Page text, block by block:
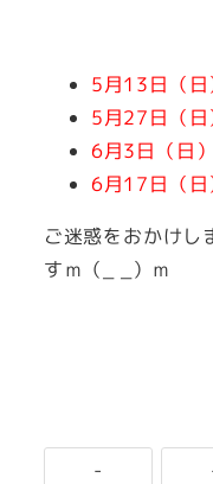
5月13日（日
5月27日（日
6月3日（日）
6月17日（日
ご迷惑をおかけし
すｍ（_ _）ｍ
-